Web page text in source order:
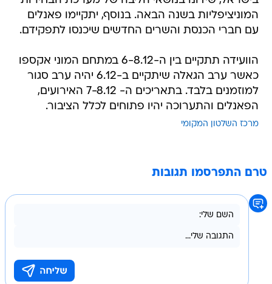
המוניציפליות בשנה הבאה. בנוסף, יתקיימו פאנלים
עם חברי הכנסת והשרים החדשים שיכנסו לתפקידם.
הוועידה תתקיים בין ה-6-8.12 במתחם המוני אקספו
כאשר ערב הגאלה שיתקיים ב-6.12 יהיה ערב סגור
למוזמנים בלבד. בתאריכים ה- 7-8.12 האירועים,
הפאנלים והתערוכה יהיו פתוחים לכלל הציבור.
מרכז השלטון המקומי
טרם התפרסמו תגובות